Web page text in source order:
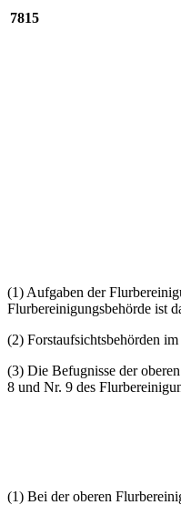
7815
(1) Aufgaben der
Flurbereinigungsbehörde ist
(2) Forstaufsichtsbehörden
(3) Die Befugnisse der
8 und Nr. 9 des
(1) Bei der oberen